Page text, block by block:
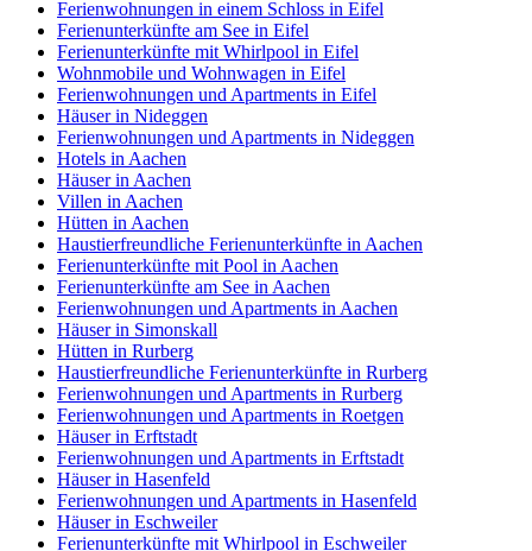
Ferienwohnungen in einem Schloss in Eifel
Ferienunterkünfte am See in Eifel
Ferienunterkünfte mit Whirlpool in Eifel
Wohnmobile und Wohnwagen in Eifel
Ferienwohnungen und Apartments in Eifel
Häuser in Nideggen
Ferienwohnungen und Apartments in Nideggen
Hotels in Aachen
Häuser in Aachen
Villen in Aachen
Hütten in Aachen
Haustierfreundliche Ferienunterkünfte in Aachen
Ferienunterkünfte mit Pool in Aachen
Ferienunterkünfte am See in Aachen
Ferienwohnungen und Apartments in Aachen
Häuser in Simonskall
Hütten in Rurberg
Haustierfreundliche Ferienunterkünfte in Rurberg
Ferienwohnungen und Apartments in Rurberg
Ferienwohnungen und Apartments in Roetgen
Häuser in Erftstadt
Ferienwohnungen und Apartments in Erftstadt
Häuser in Hasenfeld
Ferienwohnungen und Apartments in Hasenfeld
Häuser in Eschweiler
Ferienunterkünfte mit Whirlpool in Eschweiler